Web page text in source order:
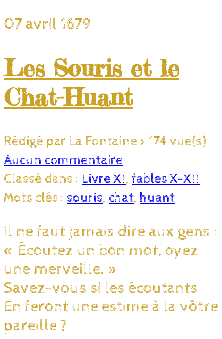
07 avril 1679
Les Souris et le
Chat-Huant
Rédigé par La Fontaine > 174 vue(s)
Aucun commentaire
Classé dans : Livre XI, fables X-XII
Mots clés : souris, chat, huant
Il ne faut jamais dire aux gens :
« Écoutez un bon mot, oyez
une merveille. »
Savez-vous si les écoutants
En feront une estime à la vôtre
pareille ?